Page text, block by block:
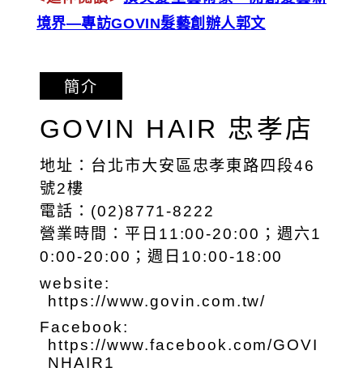
境界—專訪GOVIN髮藝創辦人郭文
簡介
GOVIN HAIR 忠孝店
地址：台北市大安區忠孝東路四段46
號2樓
電話：(02)8771-8222
營業時間：平日11:00-20:00；週六1
0:00-20:00；週日10:00-18:00
website:
https://www.govin.com.tw/
Facebook:
https://www.facebook.com/GOVI
NHAIR1